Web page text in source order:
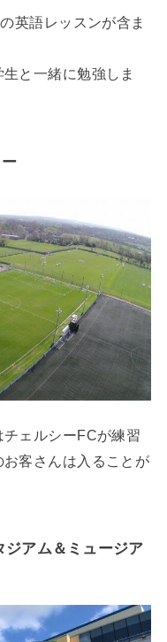
英語レッスンが含ま
と一緒に勉強しま
ェルシーFCが練習
客さんは入ることが
アム＆ミュージア